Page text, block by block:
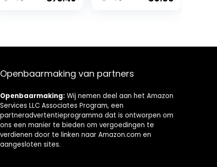
splijtbijl met
Openbaarmaking van partners
Openbaarmaking: Wij nemen deel aan het Amazon
Services LLC Associates Program, een
partneradvertentieprogramma dat is ontworpen om
ons een manier te bieden om vergoedingen te
verdienen door te linken naar Amazon.com en
aangesloten sites.